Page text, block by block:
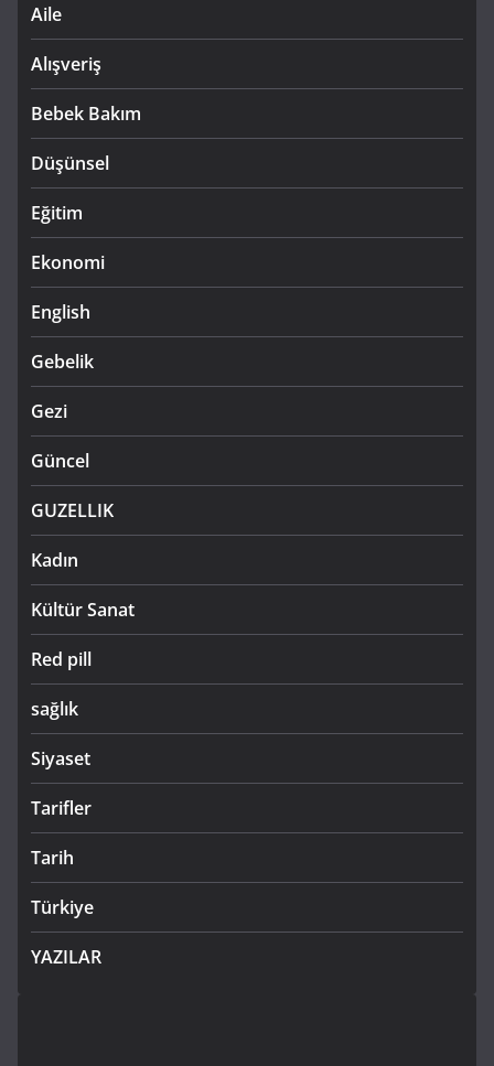
Aile
Alışveriş
Bebek Bakım
Düşünsel
Eğitim
Ekonomi
English
Gebelik
Gezi
Güncel
GUZELLIK
Kadın
Kültür Sanat
Red pill
sağlık
Siyaset
Tarifler
Tarih
Türkiye
YAZILAR